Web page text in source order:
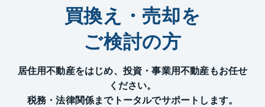
買換え・売却を
ご検討の方
居住用不動産をはじめ、投資・事業用不動産もお任せ
ください。
税務・法律関係までトータルでサポートします。